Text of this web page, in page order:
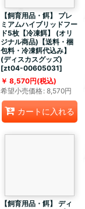
【飼育用品・餌】 プレ
ミアムハイブリッドフー
ド5枚【冷凍餌】 (オリ
ジナル商品)【送料・梱
包料・冷凍餌代込み】
(ディスカスグッズ)
[zt04-00605031]
8,570円(税込)
希望小売価格: 8,570円
カートに入れる
【飼育用品・餌】 ディ